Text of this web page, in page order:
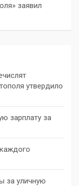
заявил
утвердило
зарплату за
за уличную